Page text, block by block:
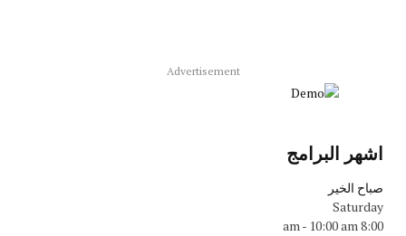
Advertisement
اشهر البرامج
صباح الخير
Saturday
8:00 am
- 10:00 am